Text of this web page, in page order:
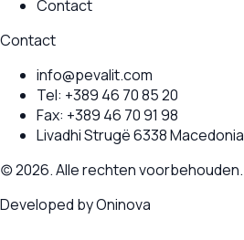
Contact
Contact
info@pevalit.com
Tel: +389 46 70 85 20
Fax: +389 46 70 91 98
Livadhi Strugë 6338 Macedonia
(c) 2026. Alle rechten voorbehouden.
Developed byOninova